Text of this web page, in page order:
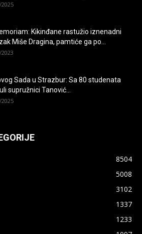
Kikinđane rastužio iznenadni
Miše Dragina, pamtiće ga po...
Sada u Strazbur: Sa 80 studenata
supružnici Tanović...
8504
5008
3102
1337
1233